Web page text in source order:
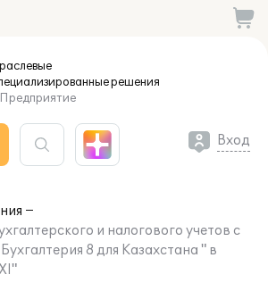
решения
Вход
и налогового учетов с
8 для Казахстана " в